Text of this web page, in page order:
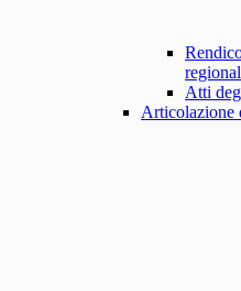
Atti
Articolazione